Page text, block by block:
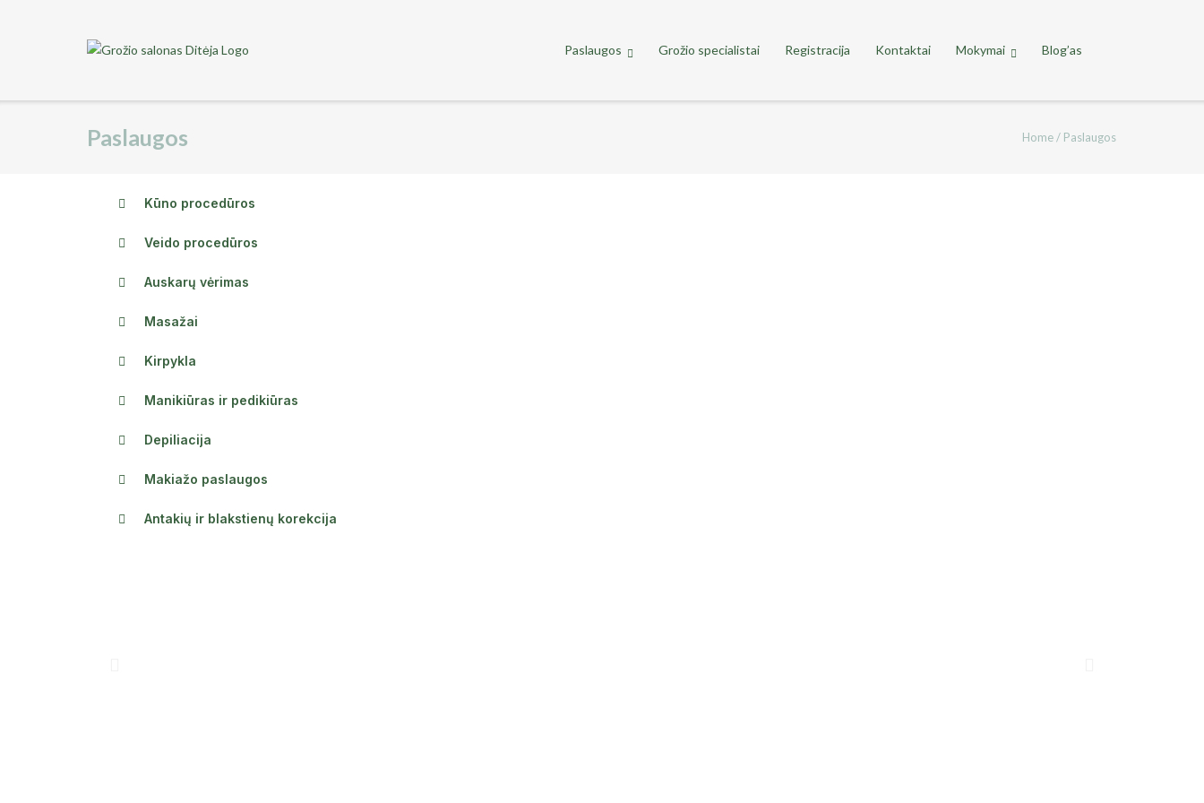
Paslaugos Grožio specialistai Registracija Kontaktai Mokymai Blog’as
Paslaugos Home/ Paslaugos
Kūno procedūros
Veido procedūros
Auskarų vėrimas
Masažai
Kirpykla
Manikiūras ir pedikiūras
Depiliacija
Makiažo paslaugos
Antakių ir blakstienų korekcija